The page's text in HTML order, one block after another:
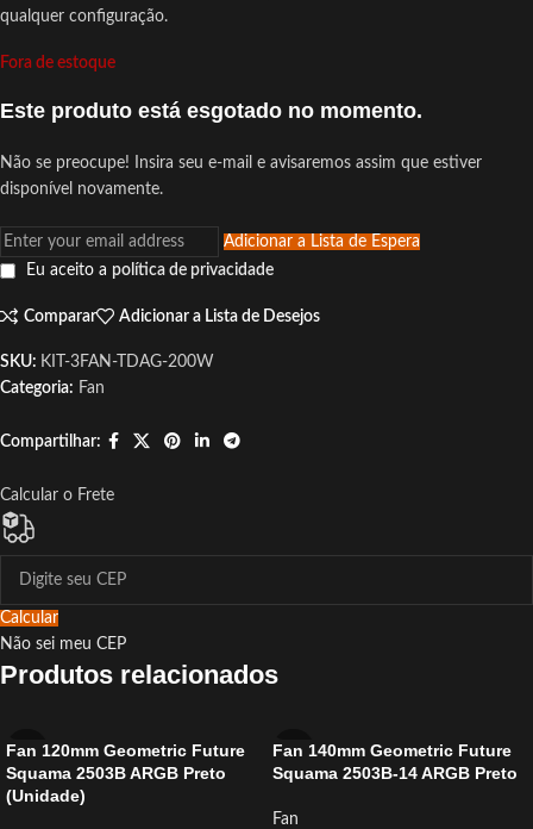
qualquer configuração.
Fora de estoque
Este produto está esgotado no momento.
Não se preocupe! Insira seu e-mail e avisaremos assim que estiver
disponível novamente.
Adicionar a Lista de Espera
Eu aceito a política de privacidade
Comparar Adicionar a Lista de Desejos
SKU: KIT-3FAN-TDAG-200W
Categoria: Fan
Compartilhar:
Calcular o Frete
Calcular
Não sei meu CEP
Produtos relacionados
Fan 120mm Geometric Future
Squama 2503B ARGB Preto
(Unidade)
Fan 140mm Geometric Future
Squama 2503B-14 ARGB Preto
Fan